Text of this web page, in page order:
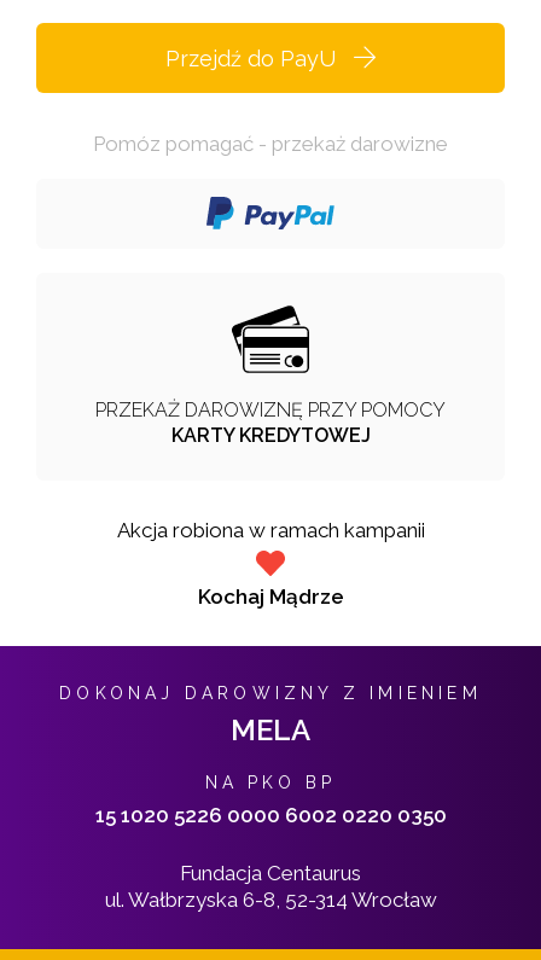
Przejdź do PayU
Pomóz pomagać - przekaż darowizne
PRZEKAŻ DAROWIZNĘ PRZY POMOCY
KARTY KREDYTOWEJ
Akcja robiona w ramach kampanii
Kochaj Mądrze
DOKONAJ DAROWIZNY Z IMIENIEM
MELA
NA PKO BP
15 1020 5226 0000 6002 0220 0350
Fundacja Centaurus
ul. Wałbrzyska 6-8, 52-314 Wrocław